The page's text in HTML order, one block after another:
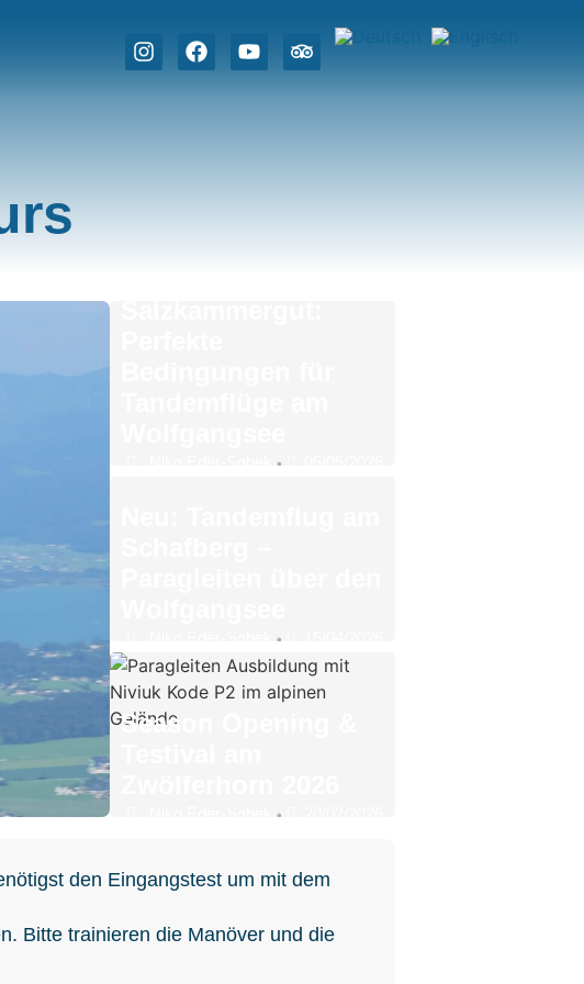
•
•
Season Opening &
•
den Eingangstest um mit dem
Bitte trainieren die Manöver und die